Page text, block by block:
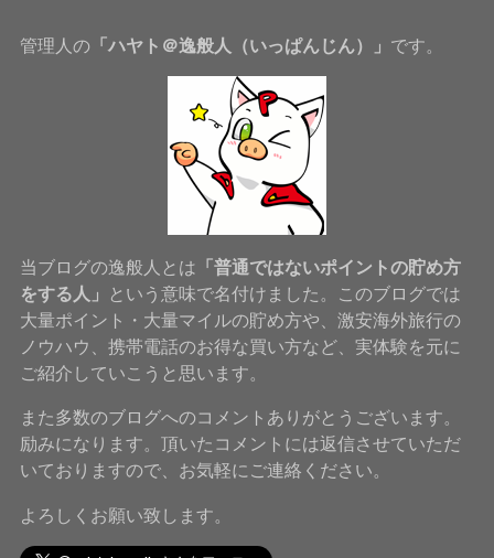
管理人の「ハヤト＠逸般人（いっぱんじん）」 です。
当ブログの逸般人とは 「普通ではないポイントの貯め方
をする人」
という意味で名付けました。このブログでは
大量ポイント・大量マイルの貯め方や、激安海外旅行の
ノウハウ、携帯電話のお得な買い方など、実体験を元に
ご紹介していこうと思います。
また多数のブログへのコメントありがとうございます。
励みになります。頂いたコメントには返信させていただ
いておりますので、お気軽にご連絡ください。
よろしくお願い致します。